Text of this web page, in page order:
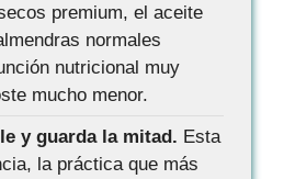
premium, el aceite
normales
nutricional muy
mucho menor.
y guarda la mitad. Esta
la práctica que más